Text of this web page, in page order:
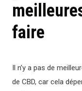
faire
Il n’y a pas de
de CBD, car cela